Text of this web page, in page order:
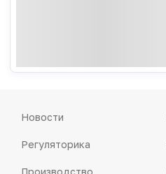
Новости
Регуляторика